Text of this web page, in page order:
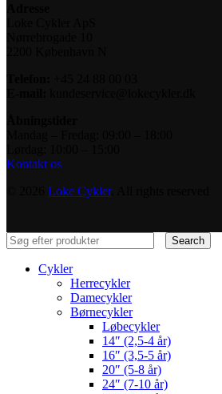
Kontakt os
Loke Cykler. All rights reserved
Search
Cykler
Herrecykler
Damecykler
Børnecykler
Løbecykler
14″ (2,5-4 år)
16″ (3,5-5 år)
20″ (5-8 år)
24″ (7-10 år)